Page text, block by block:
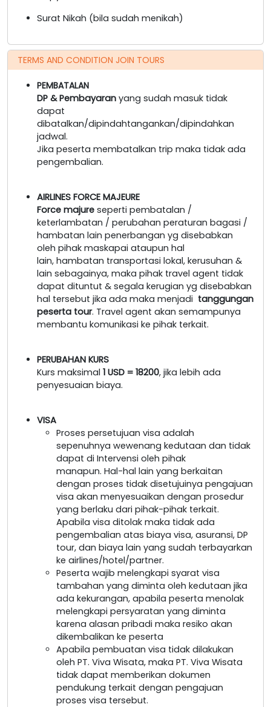
Surat Nikah (bila sudah menikah)
TERMS AND CONDITION JOIN TOURS
PEMBATALAN
DP & Pembayaran yang sudah masuk tidak
dapat
dibatalkan/dipindahtangankan/dipindahkan
jadwal.
Jika peserta membatalkan trip maka tidak ada
pengembalian.
AIRLINES FORCE MAJEURE
Force majure seperti pembatalan /
keterlambatan / perubahan peraturan bagasi /
hambatan lain penerbangan yg disebabkan
oleh pihak maskapai ataupun hal
lain, hambatan transportasi lokal, kerusuhan &
lain sebagainya, maka pihak travel agent tidak
dapat dituntut & segala kerugian yg disebabkan
hal tersebut jika ada maka menjadi tanggungan
peserta tour. Travel agent akan semampunya
membantu komunikasi ke pihak terkait.
PERUBAHAN KURS
Kurs maksimal 1 USD = 18200, jika lebih ada
penyesuaian biaya.
VISA
Proses persetujuan visa adalah
sepenuhnya wewenang kedutaan dan tidak
dapat di Intervensi oleh pihak
manapun. Hal-hal lain yang berkaitan
dengan proses tidak disetujuinya pengajuan
visa akan menyesuaikan dengan prosedur
yang berlaku dari pihak-pihak terkait.
Apabila visa ditolak maka tidak ada
pengembalian atas biaya visa, asuransi, DP
tour, dan biaya lain yang sudah terbayarkan
ke airlines/hotel/partner.
Peserta wajib melengkapi syarat visa
tambahan yang diminta oleh kedutaan jika
ada kekurangan, apabila peserta menolak
melengkapi persyaratan yang diminta
karena alasan pribadi maka resiko akan
dikembalikan ke peserta
Apabila pembuatan visa tidak dilakukan
oleh PT. Viva Wisata, maka PT. Viva Wisata
tidak dapat memberikan dokumen
pendukung terkait dengan pengajuan
proses visa tersebut.